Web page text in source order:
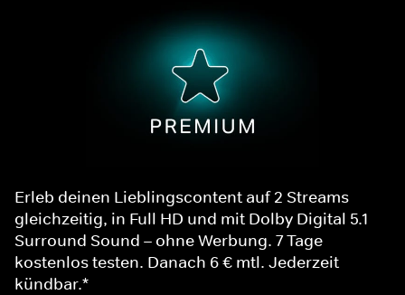
Erleb deinen Lieblingscontent auf 2 Streams
gleichzeitig, in Full HD und mit Dolby Digital 5.1
Surround Sound – ohne Werbung. 7 Tage
kostenlos testen. Danach 6 € mtl. Jederzeit
kündbar.*